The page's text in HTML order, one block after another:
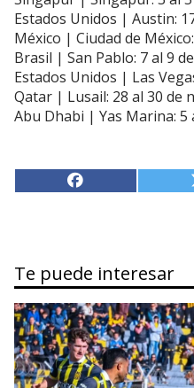
Estados Unidos | Austin:
México | Ciudad de
Brasil | San Pablo: 7 al 9
Estados Unidos | Las
Qatar | Lusail: 28 al 30 de
Abu Dhabi | Yas Marina: 5
Te puede interesar